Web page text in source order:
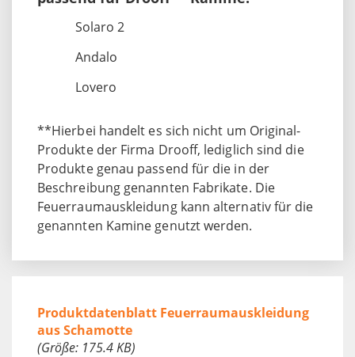
Solaro 2
Andalo
Lovero
**Hierbei handelt es sich nicht um Original-
Produkte der Firma Drooff, lediglich sind die
Produkte genau passend für die in der
Beschreibung genannten Fabrikate. Die
Feuerraumauskleidung kann alternativ für die
genannten Kamine genutzt werden.
Produktdatenblatt Feuerraumauskleidung
aus Schamotte
(Größe: 175.4 KB)